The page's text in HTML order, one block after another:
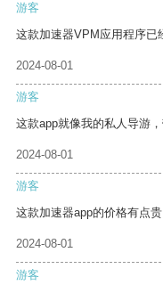
游客
这款加速器VPM应用程序已
2024-08-01
游客
这款app就像我的私人导游
2024-08-01
游客
这款加速器app的价格有点
2024-08-01
游客